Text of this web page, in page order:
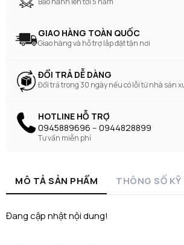
GIAO HÀNG TOÀN QUỐC
Giao hàng và hỗ trợ lắp đặt tận nơi
ĐỔI TRẢ DỄ DÀNG
Đổi trả trong 30 ngày nếu có lỗi từ nhà sản
HOTLINE HỖ TRỢ
0945889696 -- 0944828899
Tư vấn miễn phí
MÔ TẢ SẢN PHẨM THÔNG SỐ
Đang cập nhật nội dung!